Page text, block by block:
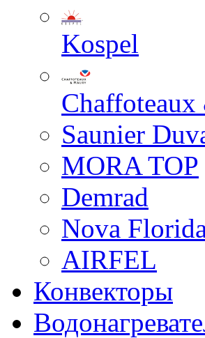
Kospel
Saunier
MORA TOP
Demrad
Nova
AIRFEL
Конвекторы